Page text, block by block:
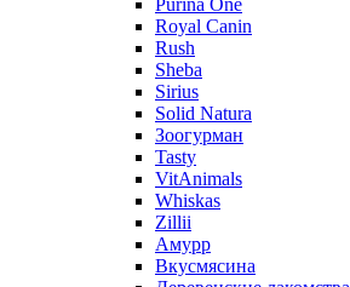
Royal Canin
Rush
Sheba
Sirius
Solid Natura
Зоогурман
Tasty
VitAnimals
Whiskas
Zillii
Амурр
Вкусмясина